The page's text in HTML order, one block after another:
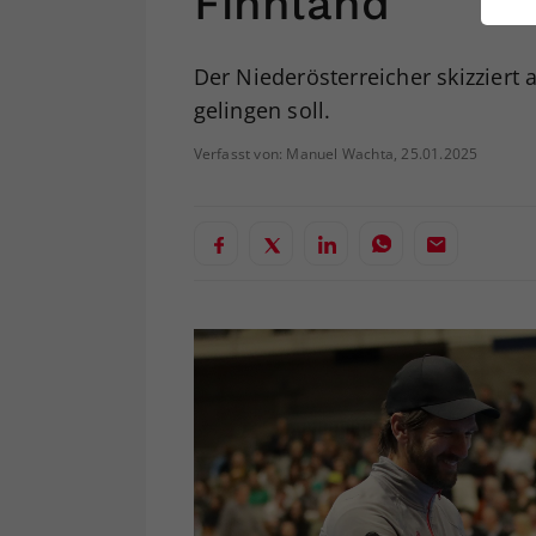
Der Niederösterreicher skizziert
gelingen soll.
Verfasst von: Manuel Wachta, 25.01.2025